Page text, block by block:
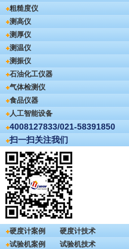
粗糙度仪
测高仪
测厚仪
测温仪
测振仪
石油化工仪器
气体检测仪
食品仪器
人工智能设备
4008127833/021-58391850
扫一扫关注我们
硬度计案例
硬度计技术
试验机案例
试验机技术